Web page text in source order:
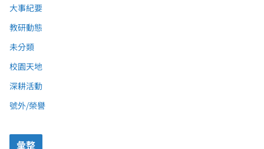
大事紀要
教研動態
未分類
校園天地
深耕活動
號外/榮譽
彙整